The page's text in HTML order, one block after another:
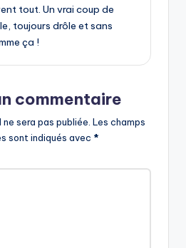
tout. Un vrai coup de
toujours drôle et sans
ça !
commentaire
sera pas publiée. Les champs
sont indiqués avec *